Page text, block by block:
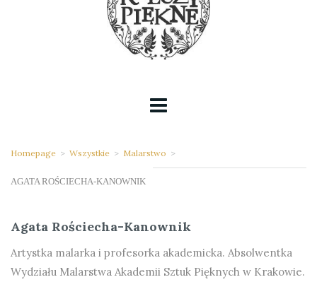
Homepage > Wszystkie > Malarstwo >
AGATA ROŚCIECHA-KANOWNIK
Agata Rościecha-Kanownik
Artystka malarka i profesorka akademicka. Absolwentka
Wydziału Malarstwa Akademii Sztuk Pięknych w Krakowie.